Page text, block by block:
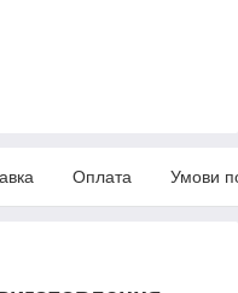
Оплата Умови